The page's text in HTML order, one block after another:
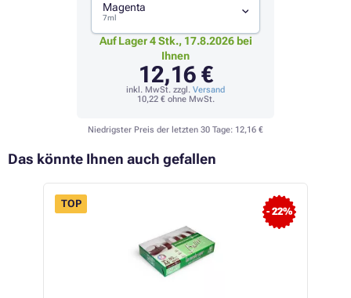
Magenta
7ml
Auf Lager 4 Stk., 17.8.2026 bei
Ihnen
12,16 €
inkl. MwSt. zzgl. Versand
10,22 €ohne MwSt.
Niedrigster Preis der letzten 30 Tage: 12,16 €
Das könnte Ihnen auch gefallen
- 22%
TOP